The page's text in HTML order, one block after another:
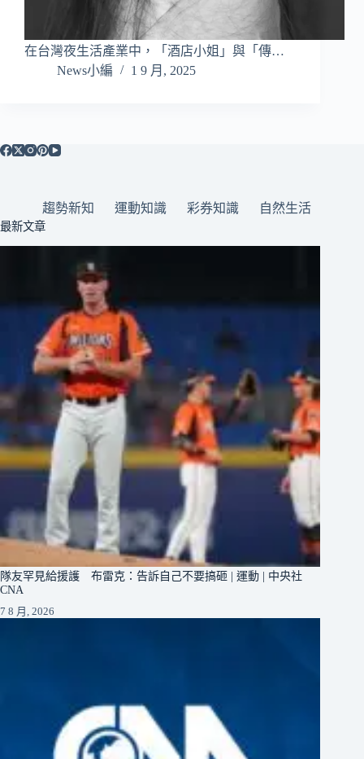
在台灣夜生活產業中，「酒店小姐」與「傳…
News小編
1 9 月, 2025
趨勢新知 運動知識 彩券知識 自然生活
最新文章
隊友罕見給援護 布雷克：告訴自己不要搞砸 | 運動 | 中央社
CNA
7 8 月, 2026